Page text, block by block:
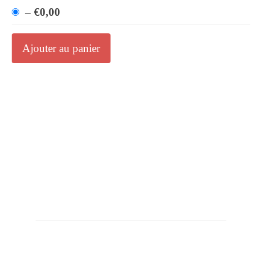
– €0,00
Ajouter au panier